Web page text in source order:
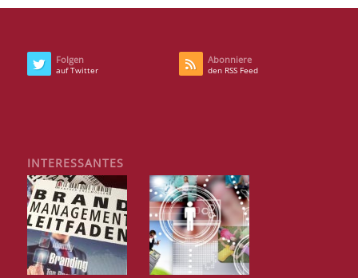
Folgen
auf Twitter
Abonniere
den RSS Feed
INTERESSANTES